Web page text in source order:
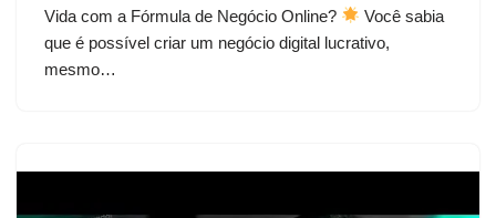
Vida com a Fórmula de Negócio Online?
Você sabia
que é possível criar um negócio digital lucrativo,
mesmo…